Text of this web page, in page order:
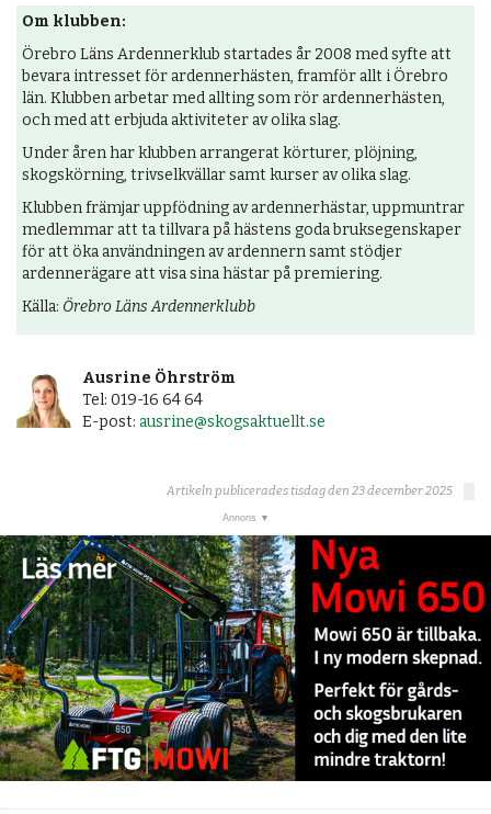
Om klubben:
Örebro Läns Ardennerklub startades år 2008 med syfte att
bevara intresset för ardennerhästen, framför allt i Örebro
län. Klubben arbetar med allting som rör ardennerhästen,
och med att erbjuda aktiviteter av olika slag.
Under åren har klubben arrangerat körturer, plöjning,
skogskörning, trivselkvällar samt kurser av olika slag.
Klubben främjar uppfödning av ardennerhästar, uppmuntrar
medlemmar att ta tillvara på hästens goda bruksegenskaper
för att öka användningen av ardennern samt stödjer
ardennerägare att visa sina hästar på premiering.
Källa: Örebro Läns Ardennerklubb
Ausrine Öhrström
Tel: 019-16 64 64
E-post: ausrine@skogsaktuellt.se
Artikeln publicerades tisdag den 23 december 2025